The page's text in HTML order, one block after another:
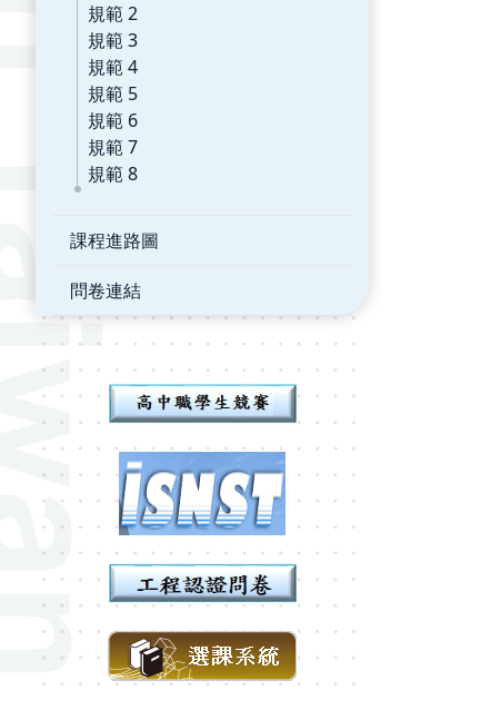
規範 2
規範 3
規範 4
規範 5
規範 6
規範 7
規範 8
課程進路圖
問卷連結